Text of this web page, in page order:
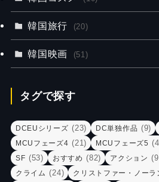
韓国旅行 (20)
韓国映画 (51)
タグで探す
DCEUシリーズ (23) DC単独作品 (9)
MCUフェーズ4 (21) MCUフェーズ5
SF (53) おすすめ (82) アクション
クライム (24) クリストファー・ノーラ